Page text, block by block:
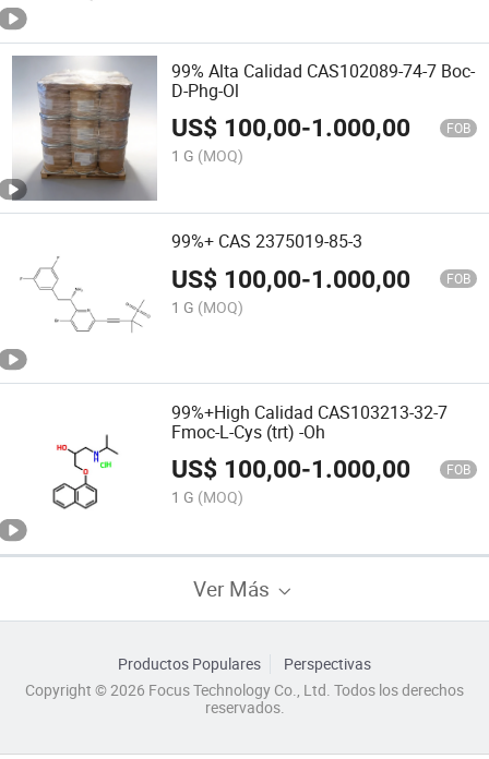
99% Alta Calidad CAS102089-74-7 Boc-
D-Phg-Ol
US$ 100,00-1.000,00 FOB
1 G (MOQ)
99%+ CAS 2375019-85-3
US$ 100,00-1.000,00 FOB
1 G (MOQ)
99%+High Calidad CAS103213-32-7
Fmoc-L-Cys (trt) -Oh
US$ 100,00-1.000,00 FOB
1 G (MOQ)
Ver Más
Productos Populares
Perspectivas
Copyright © 2026 Focus Technology Co., Ltd. Todos los derechos
reservados.